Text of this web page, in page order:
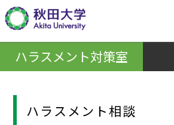
ハラスメント対策室
ハラスメント相談